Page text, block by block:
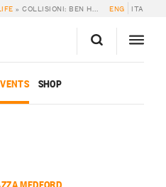
»COLLISIONI: BEN HARPER ENG ITA
SHOP
MEDFORD